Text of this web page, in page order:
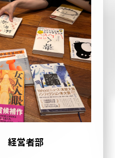
経営者部